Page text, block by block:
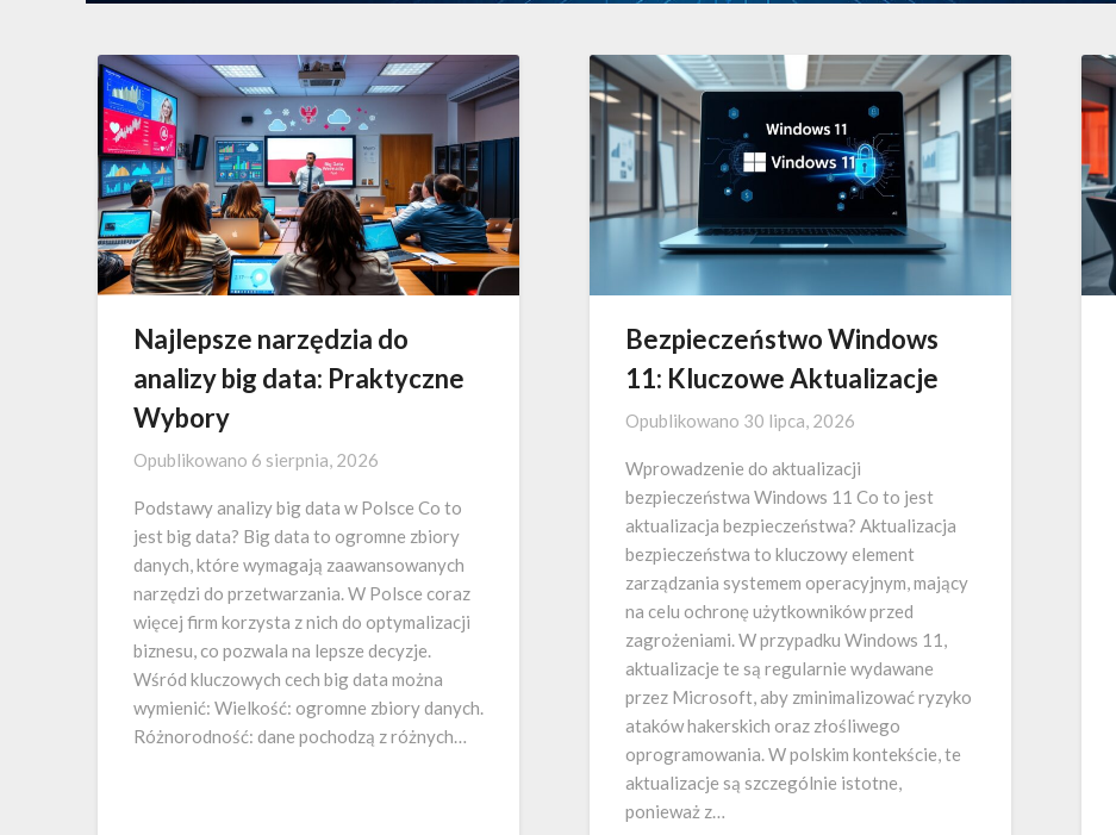
Najlepsze narzędzia do
analizy big data: Praktyczne
Wybory
Opublikowano 6 sierpnia, 2026
Podstawy analizy big data w Polsce Co to
jest big data? Big data to ogromne zbiory
danych, które wymagają zaawansowanych
narzędzi do przetwarzania. W Polsce coraz
więcej firm korzysta z nich do optymalizacji
biznesu, co pozwala na lepsze decyzje.
Wśród kluczowych cech big data można
wymienić: Wielkość: ogromne zbiory danych.
Różnorodność: dane pochodzą z różnych…
Bezpieczeństwo Windows
11: Kluczowe Aktualizacje
Opublikowano 30 lipca, 2026
Wprowadzenie do aktualizacji
bezpieczeństwa Windows 11 Co to jest
aktualizacja bezpieczeństwa? Aktualizacja
bezpieczeństwa to kluczowy element
zarządzania systemem operacyjnym, mający
na celu ochronę użytkowników przed
zagrożeniami. W przypadku Windows 11,
aktualizacje te są regularnie wydawane
przez Microsoft, aby zminimalizować ryzyko
ataków hakerskich oraz złośliwego
oprogramowania. W polskim kontekście, te
aktualizacje są szczególnie istotne,
ponieważ z…